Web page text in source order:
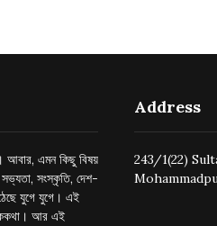
আবার, এমন কিছু বিষয়
সভ্যতা, সংস্কৃতি, দেশ-
যুগে যুগে। এই
আর এই
Address
243/1(22)